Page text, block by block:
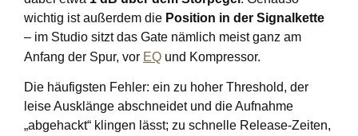
wichtig ist außerdem die Position in der Signalkette
– im Studio sitzt das Gate nämlich meist ganz am
Anfang der Spur, vor EQ und Kompressor.
Die häufigsten Fehler: ein zu hoher Threshold, der
leise Ausklänge abschneidet und die Aufnahme
„abgehackt“ klingen lässt; zu schnelle Release-Zeiten,